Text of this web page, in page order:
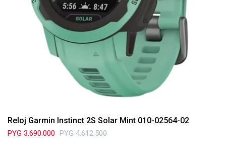
Reloj Garmin Instinct 2S Solar Mint 010-02564-02
PYG 3.690.000 PYG 4.612.500